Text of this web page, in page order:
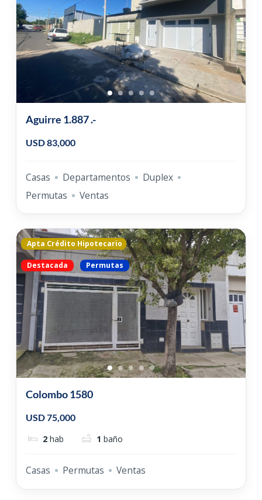
Aguirre 1.887 .-
USD 83,000
Casas Departamentos
Duplex
Permutas
Ventas
Apta Crédito Hipotecario
Destacada Permutas
Colombo 1580
USD 75,000
2 hab 1 baño
Casas Permutas Ventas